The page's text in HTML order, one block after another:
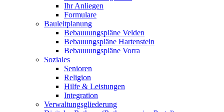
Ihr Anliegen
Formulare
Bauleitplanung
Bebauuungspläne Velden
Bebauungspläne Hartenstein
Bebauuungspläne Vorra
Soziales
Senioren
Religion
Hilfe & Leistungen
Integration
Verwaltungsgliederung